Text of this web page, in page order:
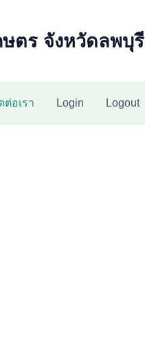
ตร จังหวัดลพบุรี
ต่อเรา Login Logout